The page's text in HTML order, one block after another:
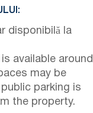
disponibilă la
available around
may be
parking is
the property.